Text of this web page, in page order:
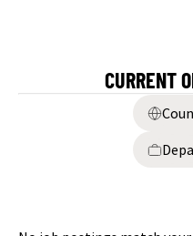
CURRENT